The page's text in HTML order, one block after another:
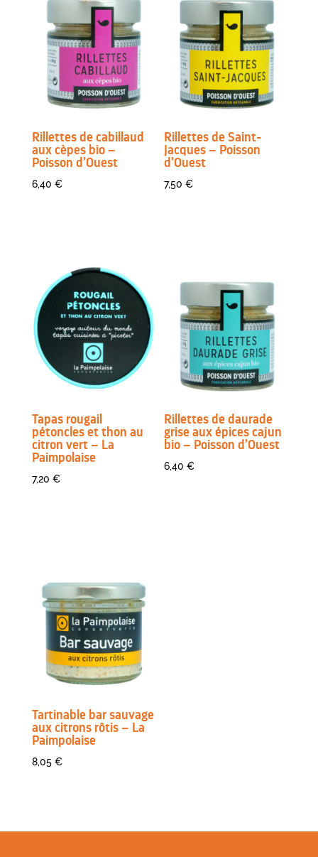
Rillettes de cabillaud
aux cèpes bio –
Poisson d’Ouest
6,40 €
Rillettes de Saint-
Jacques – Poisson
d’Ouest
7,50€
Tapas rougail
pétoncles et thon au
citron vert – La
Paimpolaise
7,20 €
Rillettes de daurade
grise aux épices cajun
bio – Poisson d’Ouest
6,40€
Tartinable bar sauvage
aux citrons rôtis – La
Paimpolaise
8,05 €